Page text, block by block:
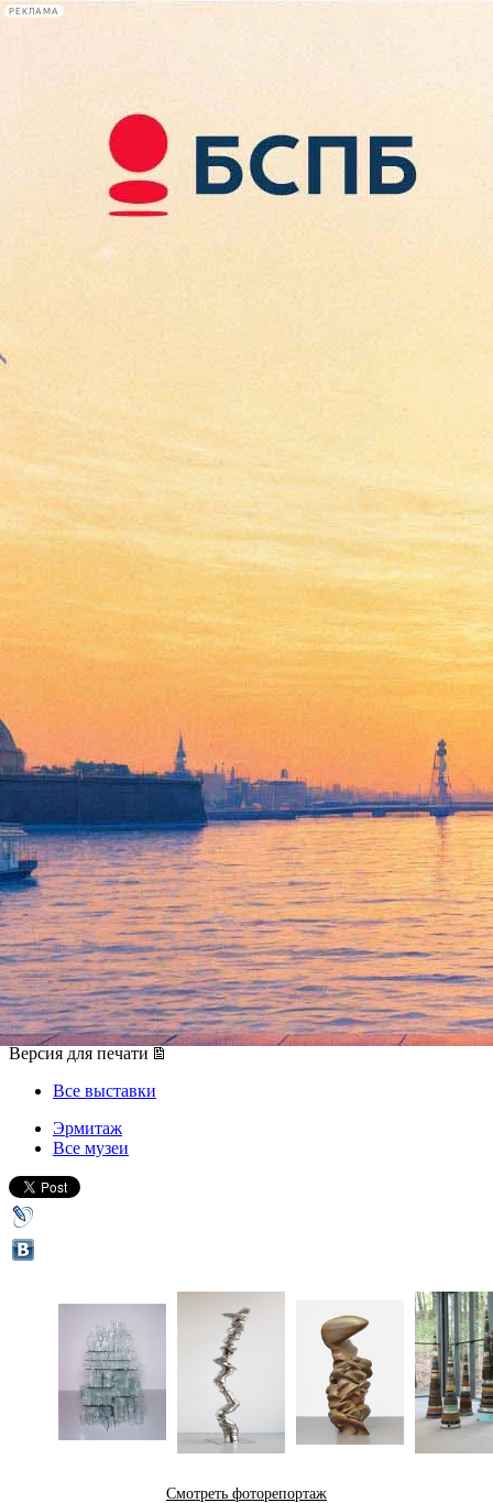
РЕКЛАМА
Сегодня:
2026.08.07
23:17
Афиша Plus
В Главном штабе покажут
причудливые скульптуры
Тони Крэгга
01 марта 2016, вторник-15 мая 2016, воскресенье
Версия для печати
Все выставки
Эрмитаж
Все музеи
Смотреть фоторепортаж